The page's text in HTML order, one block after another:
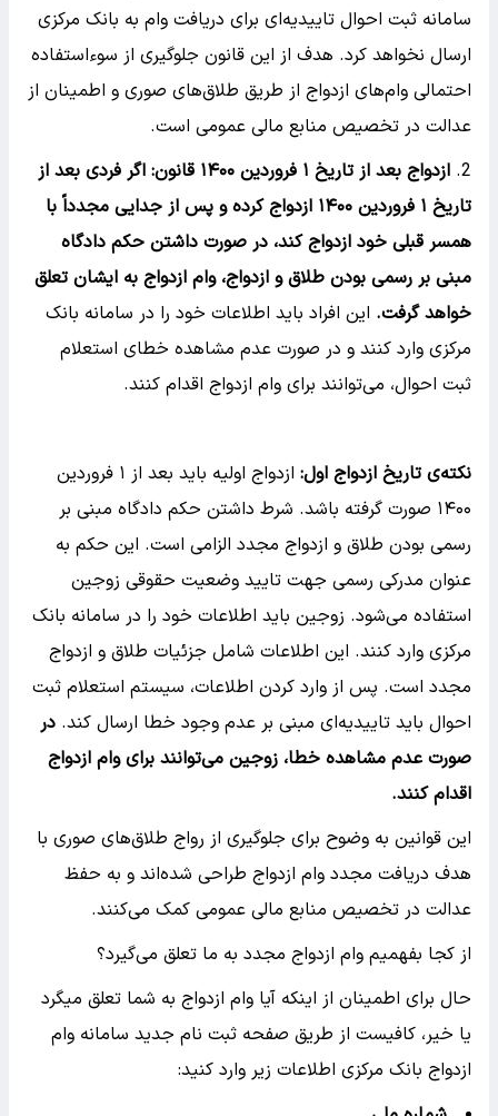
سامانه ثبت احوال تاییدیه‌ای برای دریافت وام به بانک مرکزی
ارسال نخواهد کرد. هدف از این قانون جلوگیری از سوءاستفاده
احتمالی وام‌های ازدواج از طریق طلاق‌های صوری و اطمینان از
عدالت در تخصیص منابع مالی عمومی است.
ازدواج بعد از تاریخ ۱ فروردین ۱۴۰۰ قانون:
اگر فردی بعد از
تاریخ ۱ فروردین ۱۴۰۰ ازدواج کرده و پس از جدایی مجدداً با
همسر قبلی خود ازدواج کند، در صورت داشتن حکم دادگاه
مبنی بر رسمی بودن طلاق و ازدواج، وام ازدواج به ایشان تعلق
خواهد گرفت. این افراد باید اطلاعات خود را در سامانه بانک
مرکزی وارد کنند و در صورت عدم مشاهده خطای استعلام
ثبت احوال، می‌توانند برای وام ازدواج اقدام کنند.
نکته‌ی تاریخ ازدواج اول:
ازدواج اولیه باید بعد از ۱ فروردین
۱۴۰۰ صورت گرفته باشد. شرط داشتن حکم دادگاه مبنی بر
رسمی بودن طلاق و ازدواج مجدد الزامی است. این حکم به
عنوان مدرکی رسمی جهت تایید وضعیت حقوقی زوجین
استفاده می‌شود. زوجین باید اطلاعات خود را در سامانه بانک
مرکزی وارد کنند. این اطلاعات شامل جزئیات طلاق و ازدواج
مجدد است. پس از وارد کردن اطلاعات، سیستم استعلام ثبت
احوال باید تاییدیه‌ای مبنی بر عدم وجود خطا ارسال کند. در
صورت عدم مشاهده خطا، زوجین می‌توانند برای وام ازدواج
اقدام کنند.
این قوانین به وضوح برای جلوگیری از رواج طلاق‌های صوری با
هدف دریافت مجدد وام ازدواج طراحی شده‌اند و به حفظ
عدالت در تخصیص منابع مالی عمومی کمک می‌کنند.
از کجا بفهمیم وام ازدواج مجدد به ما تعلق می‌گیرد؟
حال برای اطمینان از اینکه آیا وام ازدواج به شما تعلق میگرد
یا خیر، کافیست از طریق صفحه ثبت نام جدید سامانه وام
ازدواج بانک مرکزی اطلاعات زیر وارد کنید: